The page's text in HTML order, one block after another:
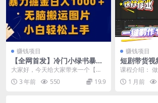
赚钱项目
【全网首发】冷门小绿书暴力
掘金日入1000＋，无脑搬运图
大家好，今天给大家带来一个【全
网首发】《冷门小绿书暴力掘金日
入1000＋，无脑搬...
3 年前 550 19.9
赚钱项目
短剧带货视
流一键制作
课程介绍：
友，分享一套
方案。 用豆包
1 月前